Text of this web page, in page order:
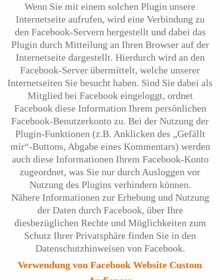
Wenn Sie mit einem solchen Plugin unsere
Internetseite aufrufen, wird eine Verbindung zu
den Facebook-Servern hergestellt und dabei das
Plugin durch Mitteilung an Ihren Browser auf der
Internetseite dargestellt. Hierdurch wird an den
Facebook-Server übermittelt, welche unserer
Internetseiten Sie besucht haben. Sind Sie dabei als
Mitglied bei Facebook eingeloggt, ordnet
Facebook diese Information Ihrem persönlichen
Facebook-Benutzerkonto zu. Bei der Nutzung der
Plugin-Funktionen (z.B. Anklicken des „Gefällt
mir“-Buttons, Abgabe eines Kommentars) werden
auch diese Informationen Ihrem Facebook-Konto
zugeordnet, was Sie nur durch Ausloggen vor
Nutzung des Plugins verhindern können.
Nähere Informationen zur Erhebung und Nutzung
der Daten durch Facebook, über Ihre
diesbezüglichen Rechte und Möglichkeiten zum
Schutz Ihrer Privatsphäre finden Sie in den
Datenschutzhinweisen von Facebook.
Verwendung von Facebook Website Custom